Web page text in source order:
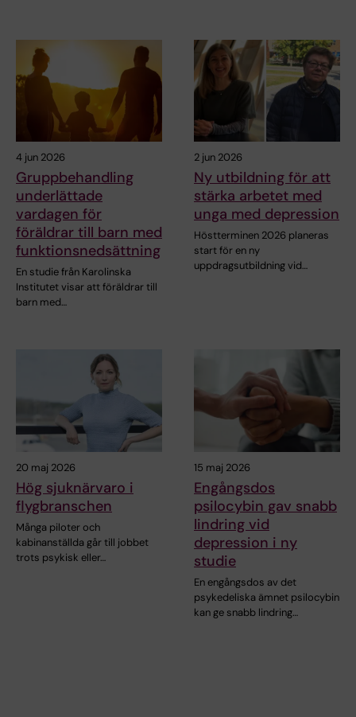
4 jun 2026
Gruppbehandling
underlättade
vardagen för
föräldrar till barn med
funktionsnedsättning
En studie från Karolinska
Institutet visar att föräldrar till
barn med…
2 jun 2026
Ny utbildning för att
stärka arbetet med
unga med depression
Höstterminen 2026 planeras
start för en ny
uppdragsutbildning vid…
20 maj 2026
Hög sjuknärvaro i
flygbranschen
Många piloter och
kabinanställda går till jobbet
trots psykisk eller…
15 maj 2026
Engångsdos
psilocybin gav snabb
lindring vid
depression i ny
studie
En engångsdos av det
psykedeliska ämnet psilocybin
kan ge snabb lindring…